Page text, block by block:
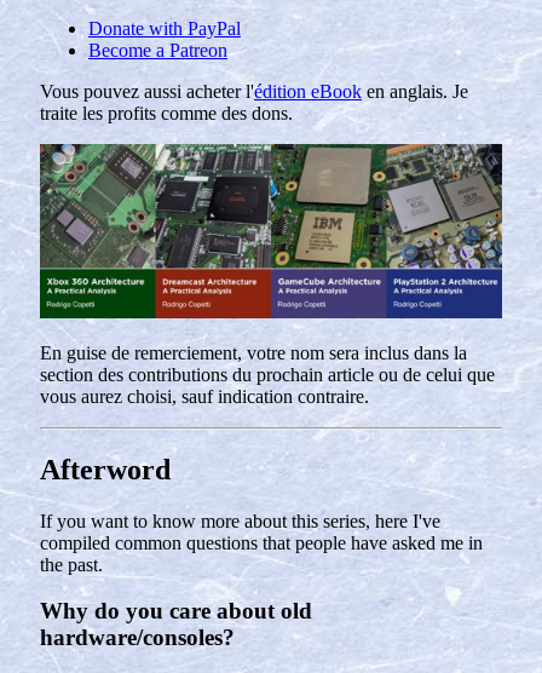
Donate with PayPal
Become a Patreon
Vous pouvez aussi acheter l'édition eBook en anglais. Je
traite les profits comme des dons.
En guise de remerciement, votre nom sera inclus dans la
section des contributions du prochain article ou de celui que
vous aurez choisi, sauf indication contraire.
Afterword
If you want to know more about this series, here I've
compiled common questions that people have asked me in
the past.
Why do you care about old
hardware/consoles?